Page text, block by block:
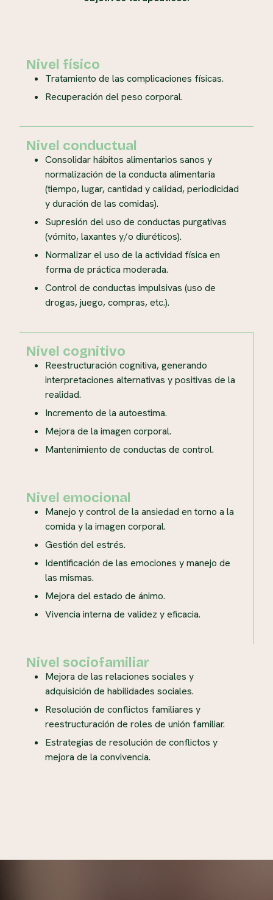
Nivel físico
Tratamiento de las complicaciones físicas.
Recuperación del peso corporal.
Nivel conductual
Consolidar hábitos alimentarios sanos y
normalización de la conducta alimentaria
(tiempo, lugar, cantidad y calidad, periodicidad
y duración de las comidas).
Supresión del uso de conductas purgativas
(vómito, laxantes y/o diuréticos).
Normalizar el uso de la actividad física en
forma de práctica moderada.
Control de conductas impulsivas (uso de
drogas, juego, compras, etc.).
Nivel cognitivo
Reestructuración cognitiva, generando
interpretaciones alternativas y positivas de la
realidad.
Incremento de la autoestima.
Mejora de la imagen corporal.
Mantenimiento de conductas de control.
Nivel emocional
Manejo y control de la ansiedad en torno a la
comida y la imagen corporal.
Gestión del estrés.
Identificación de las emociones y manejo de
las mismas.
Mejora del estado de ánimo.
Vivencia interna de validez y eficacia.
Nivel sociofamiliar
Mejora de las relaciones sociales y
adquisición de habilidades sociales.
Resolución de conflictos familiares y
reestructuración de roles de unión familiar.
Estrategias de resolución de conflictos y
mejora de la convivencia.